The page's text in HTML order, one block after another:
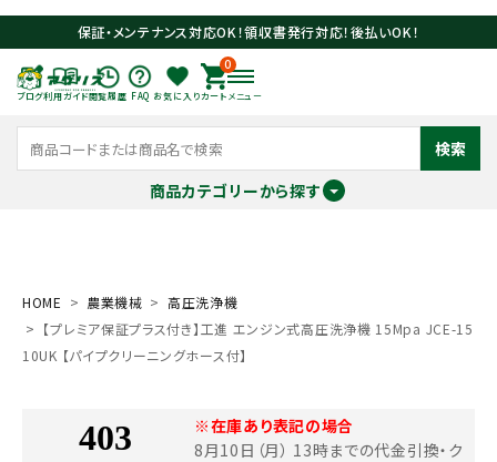
保証・メンテナンス対応OK！領収書発行対応！後払いOK！
ブログ利用ガイド閲覧履歴 FAQ お気に入り
0
カート メニュー
検索
商品カテゴリーから探す
search
HOME 農業機械
高圧洗浄機
【プレミア保証プラス付き】工進 エンジン式高圧洗浄機 15Mpa JCE-15
10UK 【パイプクリーニングホース付】
※在庫あり表記の場合
8月10日（月） 13時までの代金引換・ク